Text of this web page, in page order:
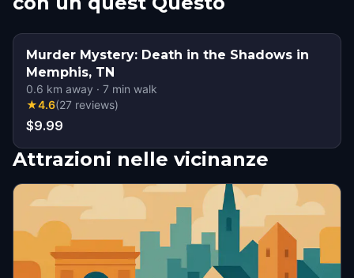
Murder Mystery: Death in the Shadows in
Memphis, TN
0.6 km away · 7 min walk
★4.6(27 reviews)
$9.99
Attrazioni nelle vicinanze